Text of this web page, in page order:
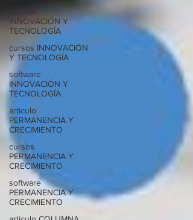
INNOVACIÓN Y
TECNOLOGÍA
cursos INNOVACIÓN
Y TECNOLOGÍA
software
INNOVACIÓN Y
TECNOLOGÍA
articulo
PERMANENCIA Y
CRECIMIENTO
cursos
PERMANENCIA Y
CRECIMIENTO
software
PERMANENCIA Y
CRECIMIENTO